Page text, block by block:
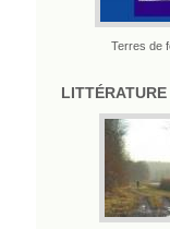
Terres de